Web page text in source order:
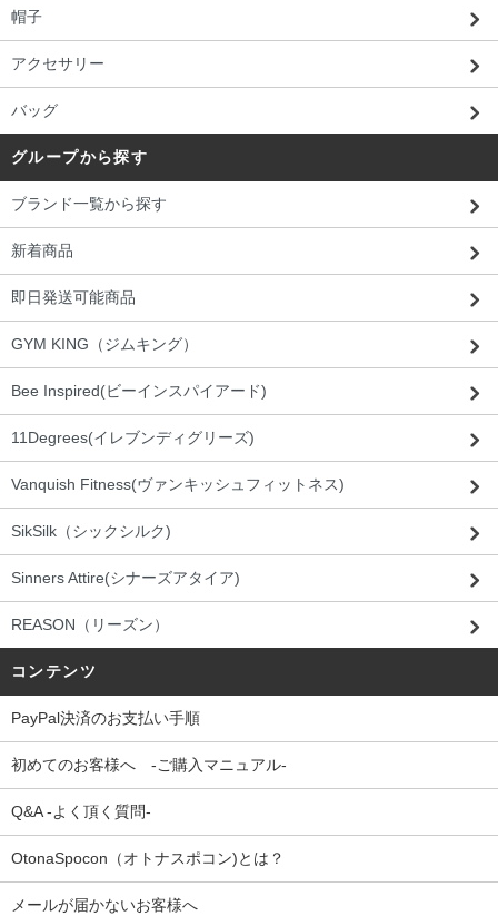
帽子
アクセサリー
バッグ
グループから探す
ブランド一覧から探す
新着商品
即日発送可能商品
GYM KING（ジムキング）
Bee Inspired(ビーインスパイアード)
11Degrees(イレブンディグリーズ)
Vanquish Fitness(ヴァンキッシュフィットネス)
SikSilk（シックシルク)
Sinners Attire(シナーズアタイア)
REASON（リーズン）
コンテンツ
PayPal決済のお支払い手順
初めてのお客様へ -ご購入マニュアル-
Q&A -よく頂く質問-
OtonaSpocon（オトナスポコン)とは？
メールが届かないお客様へ